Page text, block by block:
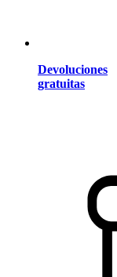
Devoluciones
gratuitas